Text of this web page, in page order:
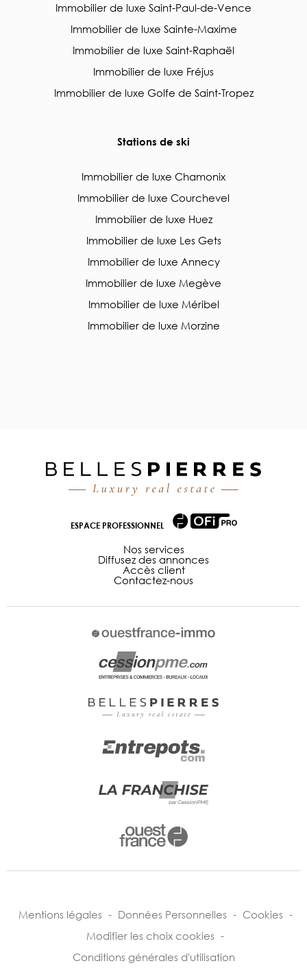
Immobilier de luxe Saint-Paul-de-Vence
Immobilier de luxe Sainte-Maxime
Immobilier de luxe Saint-Raphaël
Immobilier de luxe Fréjus
Immobilier de luxe Golfe de Saint-Tropez
Stations de ski
Immobilier de luxe Chamonix
Immobilier de luxe Courchevel
Immobilier de luxe Huez
Immobilier de luxe Les Gets
Immobilier de luxe Annecy
Immobilier de luxe Megève
Immobilier de luxe Méribel
Immobilier de luxe Morzine
ESPACE PROFESSIONNEL
Nos services
Diffusez des annonces
Accès client
Contactez-nous
Mentions légales - Données Personnelles - Cookies -
Modifier les choix cookies -
Conditions générales d'utilisation